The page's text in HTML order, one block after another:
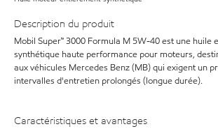
Description du produit
Mobil Super™ 3000 Formula M 5W-40 est une huile
synthétique haute performance pour moteurs,
aux véhicules Mercedes Benz (MB) qui exigent un
intervalles d'entretien prolongés (longue durée).
Caractéristiques et avantages